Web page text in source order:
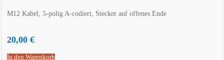
M12 Kabel, 5-polig A-codiert, Stecker auf offenes Ende
20,00 €
In den Warenkorb